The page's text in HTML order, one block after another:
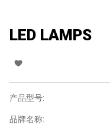
LED LAMPS
产品型号:
品牌名称: